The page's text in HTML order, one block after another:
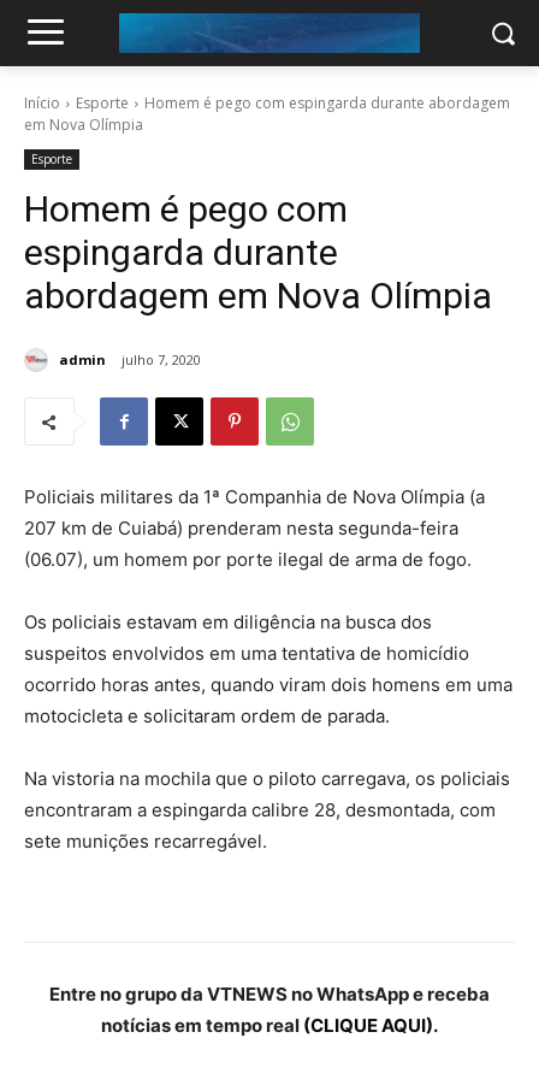
Início Esporte
Homem é pego com espingarda durante abordagem
em Nova Olímpia
Esporte
Homem é pego com
espingarda durante
abordagem em Nova Olímpia
admin julho 7, 2020
Policiais militares da 1ª Companhia de Nova Olímpia (a
207 km de Cuiabá) prenderam nesta segunda-feira
(06.07), um homem por porte ilegal de arma de fogo.
Os policiais estavam em diligência na busca dos
suspeitos envolvidos em uma tentativa de homicídio
ocorrido horas antes, quando viram dois homens em uma
motocicleta e solicitaram ordem de parada.
Na vistoria na mochila que o piloto carregava, os policiais
encontraram a espingarda calibre 28, desmontada, com
sete munições recarregável.
Entre no grupo da VTNEWS no WhatsApp e receba
notícias em tempo real (CLIQUE AQUI).